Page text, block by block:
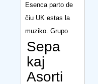
Esenca parto de
ĉiu UK estas la
muziko. Grupo
Sepa
kaj
Asorti